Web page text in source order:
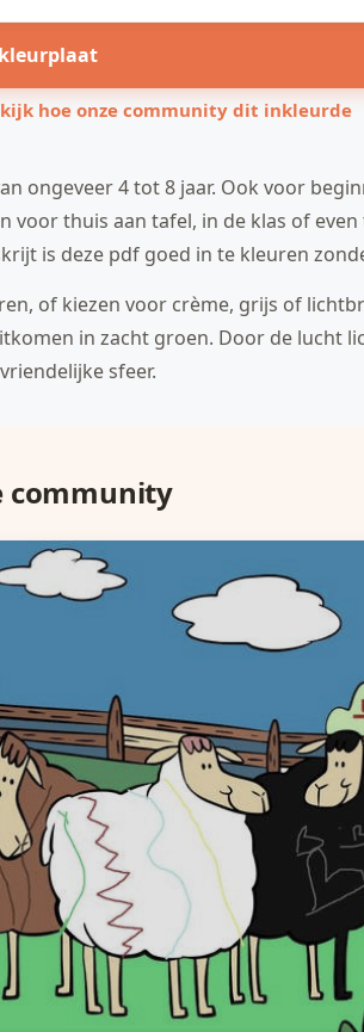
hoe onze community dit inkleurde
ongeveer 4 tot 8 jaar. Ook voor
voor thuis aan tafel, in de klas of
is deze pdf goed in te kleuren
of kiezen voor crème, grijs of
in zacht groen. Door de lucht
sfeer.
community